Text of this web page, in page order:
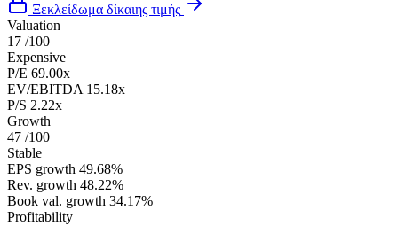
Ξεκλείδωμα δίκαιης τιμής
Valuation
17 /100
Expensive
P/E 69.00x
EV/EBITDA 15.18x
P/S 2.22x
Growth
47 /100
Stable
EPS growth 49.68%
Rev. growth 48.22%
Book val. growth 34.17%
Profitability